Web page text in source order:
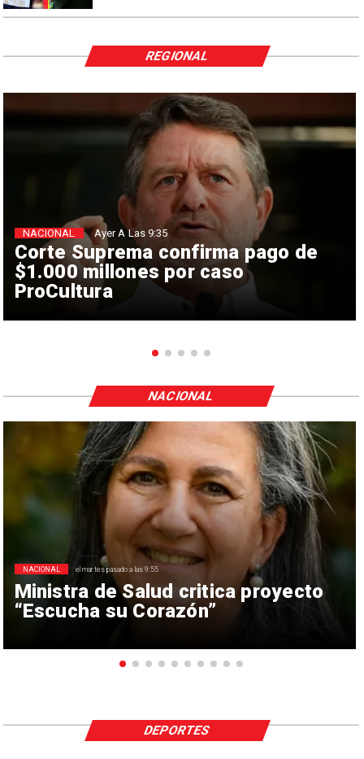
Corte Suprema confirma pago de
$1.000 millones por caso
ProCultura
NACIONAL Ayer A Las 9:35
REGIONAL
Ministra de Salud critica proyecto
“Escucha su Corazón”
NACIONAL el martes pasado a las 9:55
NACIONAL
DEPORTES